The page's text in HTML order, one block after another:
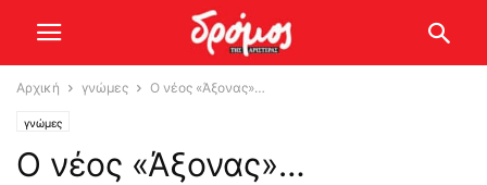
Αρχική γνώμες Ο νέος «Άξονας»…
γνώμες
Ο νέος «Άξονας»…